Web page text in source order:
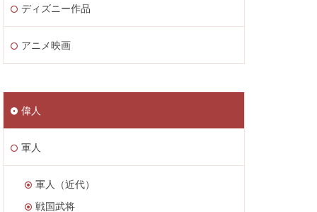
ディズニー作品
アニメ映画
偉人
軍人
軍人（近代）
戦国武将